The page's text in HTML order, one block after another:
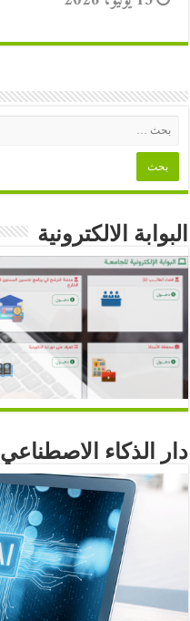
البوابة الالكترونية
دار الذكاء الاصطناعي